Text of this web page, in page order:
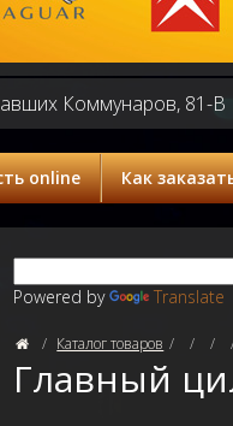
Коммунаров, 81-В
online Как
Powered by Translate
Каталог товаров
Главный